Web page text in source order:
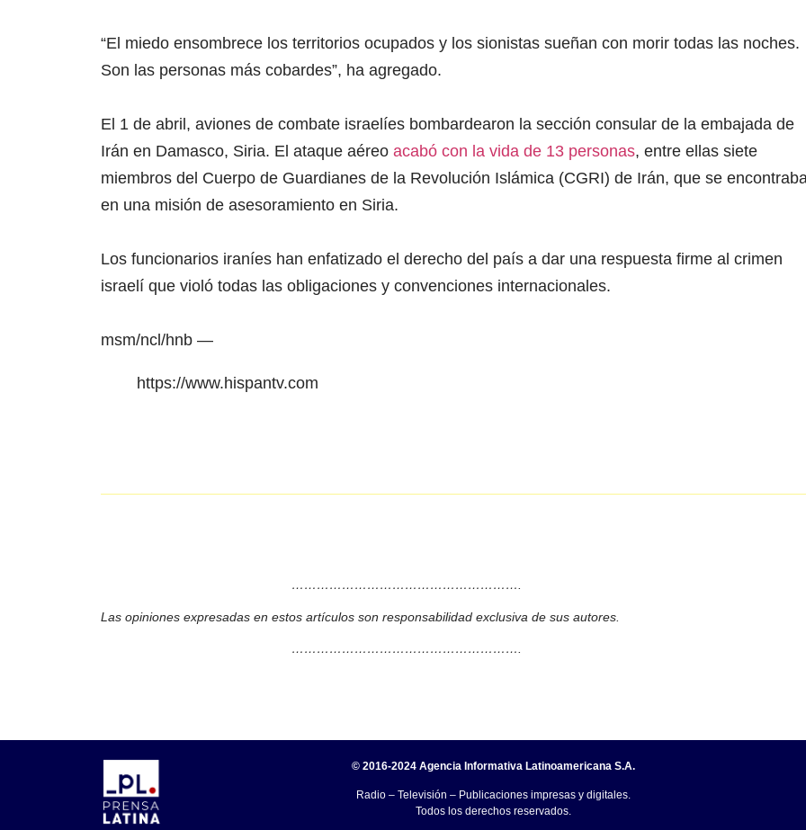
“El miedo ensombrece los territorios ocupados y los sionistas sueñan con morir todas las noches.
Son las personas más cobardes”, ha agregado.
El 1 de abril, aviones de combate israelíes bombardearon la sección consular de la embajada de
Irán en Damasco, Siria. El ataque aéreo acabó con la vida de 13 personas, entre ellas siete
miembros del Cuerpo de Guardianes de la Revolución Islámica (CGRI) de Irán, que se
en una misión de asesoramiento en Siria.
Los funcionarios iraníes han enfatizado el derecho del país a dar una respuesta firme al crimen
israelí que violó todas las obligaciones y convenciones internacionales.
msm/ncl/hnb —
https://www.hispantv.com
……………………………………………….
Las opiniones expresadas en estos artículos son responsabilidad exclusiva de sus autores.
……………………………………………….
© 2016-2024 Agencia Informativa Latinoamericana S.A.
Radio – Televisión – Publicaciones impresas y digitales.
Todos los derechos reservados.